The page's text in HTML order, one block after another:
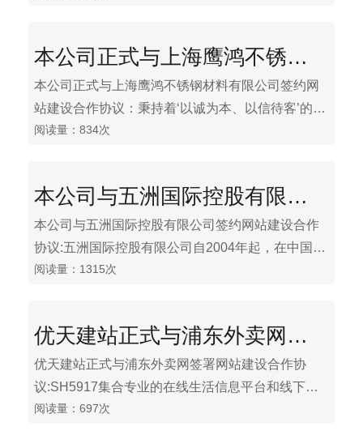
本公司正式与上海鹰鸿不锈钢材料有限公司签约网站建设合作协议
本公司正式与上海鹰鸿不锈钢材料有限公司签约网
站建设合作协议：秉持着‘以诚为本、以信待客’的公
司宗旨，多年来，鹰鸿人努力奋斗，开拓进取，成
新概念。 “
阅读量：834次
本公司与五洲国际控股有限公司签约网站建设合作协议
本公司与五洲国际控股有限公司签约网站建设合作
协议:五洲国际控股有限公司自2004年起，在中国无
锡开始开发运营商贸物流产业园和城市综合体项
01369.HK）于香港联交所主板上市。截至2015年7
月，公司业务已遍布中国华东、华北、东北、西
南、华中和中原地区11大省/直辖市的24个城市，累
计已开发项目38个，总建筑面积超1000万平方米。
阅读量：1315次
优天建站正式与浦东外卖网签署网站建设合作协议
优天建站正式与浦东外卖网签署网站建设合作协
议:SH5917集合专业的在线生活信息平台和线下即
时配送物流，为用户创造便捷、安心的生活，为合
阅读量：697次